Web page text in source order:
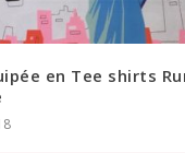
en Tee shirts